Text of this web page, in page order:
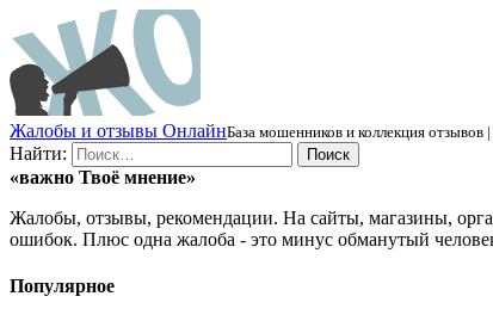
Жалобы и отзывы ОнлайнБаза мошенников и коллекция
Найти:
«важно Твоё мнение»
Жалобы, отзывы, рекомендации. На сайты, магазины,
ошибок. Плюс одна жалоба - это минус обманутый
Популярное